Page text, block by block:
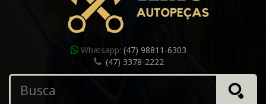
Whatsapp: (47) 98811-6303
(47) 3378-2222